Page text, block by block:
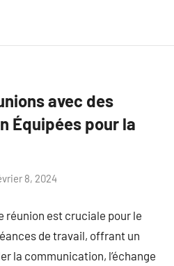
avec des
Équipées pour la
8, 2024
réunion est cruciale pour le
de travail, offrant un
la communication, l’échange